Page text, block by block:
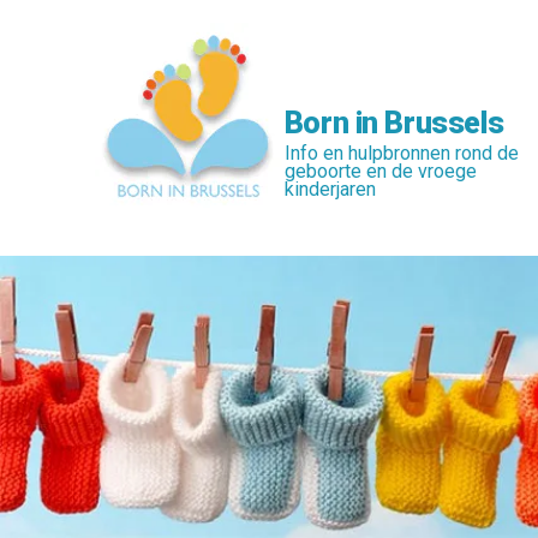
Born in Brussels
Info en hulpbronnen rond de
geboorte en de vroege
kinderjaren